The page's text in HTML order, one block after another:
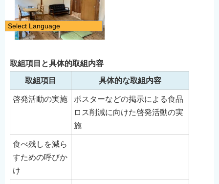
取組項目と具体的取組内容
取組項目 具体的な取組内容
啓発活動の実施
ポスターなどの掲示による食品
ロス削減に向けた啓発活動の実
施
食べ残しを減ら
すための呼びか
け
Select Language
日本語
简体中文
繁體中文
한국어